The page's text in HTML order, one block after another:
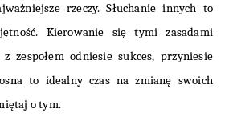
rzeczy. Słuchanie innych to
Kierowanie się tymi zasadami
zespołem odniesie sukces, przyniesie
to idealny czas na zmianę swoich
o tym.